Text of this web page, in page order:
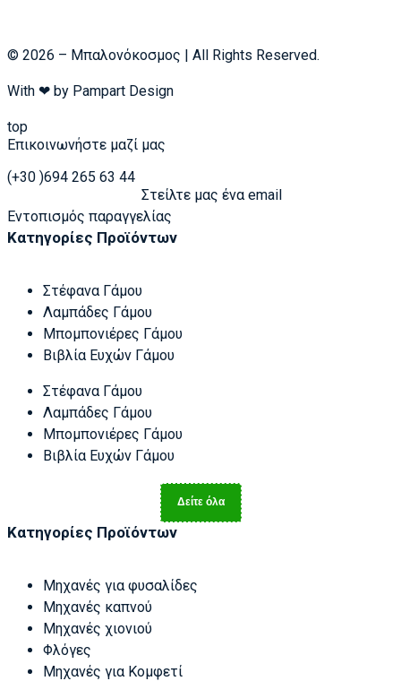
© 2026 – Μπαλονόκοσμος | All Rights Reserved.
With ❤ by Pampart Design
top
Επικοινωνήστε μαζί μας
(+30 )694 265 63 44
Στείλτε μας ένα email
Εντοπισμός παραγγελίας
Κατηγορίες Προϊόντων
Στέφανα Γάμου
Λαμπάδες Γάμου
Μπομπονιέρες Γάμου
Βιβλία Ευχών Γάμου
Στέφανα Γάμου
Λαμπάδες Γάμου
Μπομπονιέρες Γάμου
Βιβλία Ευχών Γάμου
Δείτε όλα
Κατηγορίες Προϊόντων
Μηχανές για φυσαλίδες
Μηχανές καπνού
Μηχανές χιονιού
Φλόγες
Μηχανές για Κομφετί